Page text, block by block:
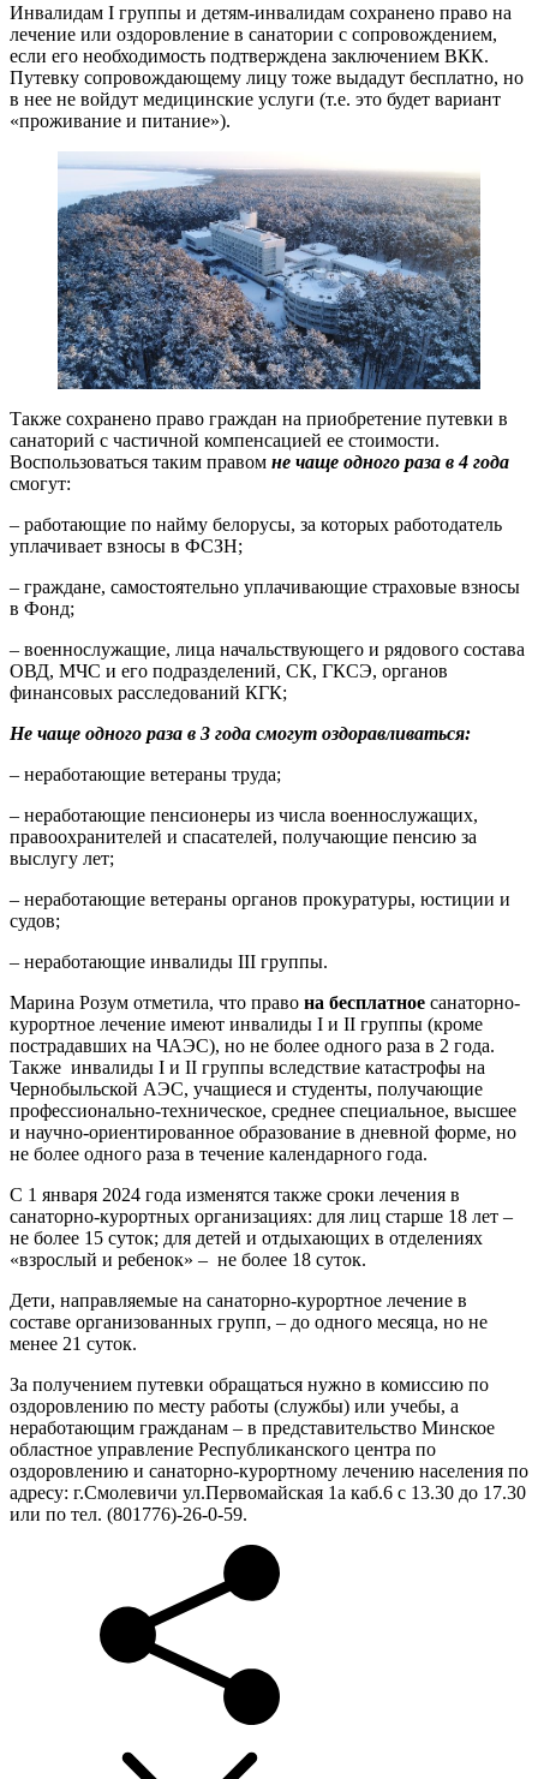
Инвалидам I группы и детям-инвалидам сохранено право на
лечение или оздоровление в санатории с сопровождением,
если его необходимость подтверждена заключением ВКК.
Путевку сопровождающему лицу тоже выдадут бесплатно, но
в нее не войдут медицинские услуги (т.е. это будет вариант
«проживание и питание»).
Также сохранено право граждан на приобретение путевки в
санаторий с частичной компенсацией ее стоимости.
Воспользоваться таким правом не чаще одного раза в 4 года
смогут:
– работающие по найму белорусы, за которых работодатель
уплачивает взносы в ФСЗН;
– граждане, самостоятельно уплачивающие страховые взносы
в Фонд;
– военнослужащие, лица начальствующего и рядового состава
ОВД, МЧС и его подразделений, СК, ГКСЭ, органов
финансовых расследований КГК;
Не чаще одного раза в 3 года смогут оздоравливаться:
– неработающие ветераны труда;
– неработающие пенсионеры из числа военнослужащих,
правоохранителей и спасателей, получающие пенсию за
выслугу лет;
– неработающие ветераны органов прокуратуры, юстиции и
судов;
– неработающие инвалиды III группы.
Марина Розум отметила, что право на бесплатное санаторно-
курортное лечение имеют инвалиды I и II группы (кроме
пострадавших на ЧАЭС), но не более одного раза в 2 года.
Также инвалиды I и II группы вследствие катастрофы на
Чернобыльской АЭС, учащиеся и студенты, получающие
профессионально-техническое, среднее специальное, высшее
и научно-ориентированное образование в дневной форме, но
не более одного раза в течение календарного года.
С 1 января 2024 года изменятся также сроки лечения в
санаторно-курортных организациях: для лиц старше 18 лет –
не более 15 суток; для детей и отдыхающих в отделениях
«взрослый и ребенок» – не более 18 суток.
Дети, направляемые на санаторно-курортное лечение в
составе организованных групп, – до одного месяца, но не
менее 21 суток.
За получением путевки обращаться нужно в комиссию по
оздоровлению по месту работы (службы) или учебы, а
неработающим гражданам – в представительство Минское
областное управление Республиканского центра по
оздоровлению и санаторно-курортному лечению населения по
адресу: г.Смолевичи ул.Первомайская 1а каб.6 с 13.30 до 17.30
или по тел. (801776)-26-0-59.